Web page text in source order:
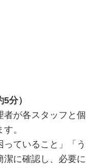
分）
が各スタッフと個
。
っていること」「う
潔に確認し、必要に